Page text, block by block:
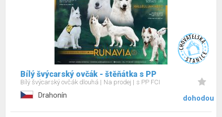
Bílý švýcarský ovčák - štěňátka s PP
Bílý švýcarský ovčák dlouhá Na prodej s PP FCI
Drahonín dohodou